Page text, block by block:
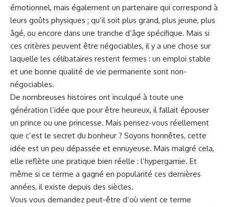
⁤émotionnel, mais également un partenaire qui correspond à
leurs goûts physiques ; qu’il soit‍ plus ‍grand, plus jeune, ⁢plus
âgé, ou encore⁢ dans une tranche d’âge ⁤spécifique. Mais⁣ si
ces critères peuvent être négociables, ​il y‌ a​ une chose ‌sur‌
laquelle les célibataires restent fermes : un emploi stable
et une bonne qualité de⁤ vie permanente ⁢sont non-
négociables.
De nombreuses histoires ont inculqué à ‍toute⁢ une
génération l’idée‌ que pour ‍être heureux, ⁢il​ fallait épouser
un prince ou une princesse. ‍Mais pensez-vous⁢ réellement
que c’est le secret du bonheur ? Soyons honnêtes, cette​
idée est un peu dépassée et ennuyeuse. Mais malgré ‍cela,
elle reflète une pratique ​bien réelle : l’hypergamie. Et
même si ce terme a gagné en popularité ces dernières
années, il existe depuis des siècles.
Vous vous demandez peut-être d’où vient ce terme